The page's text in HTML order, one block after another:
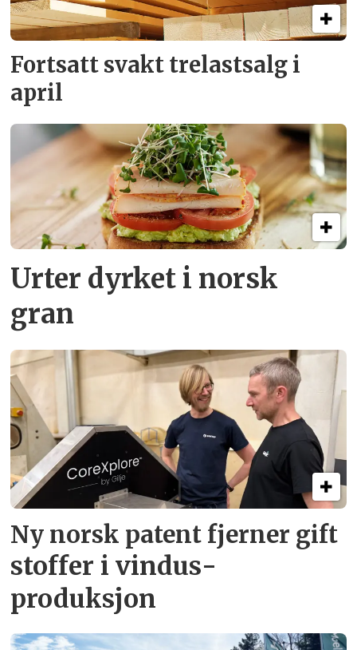
Fortsatt svakt trelastsalg i
april
Urter dyrket i norsk
gran
Ny norsk patent fjerner gift­
stoffer i vindus­
produksjon